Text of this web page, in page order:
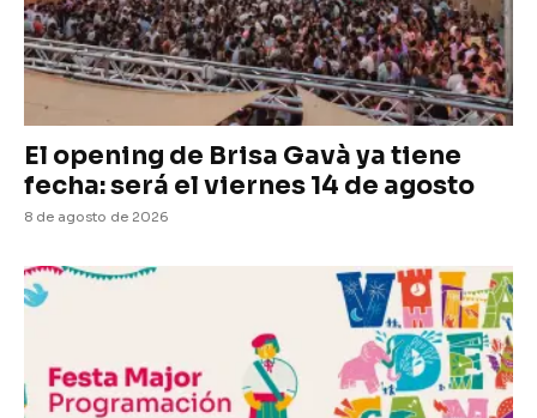
El opening de Brisa Gavà ya tiene
fecha: será el viernes 14 de agosto
8 de agosto de 2026